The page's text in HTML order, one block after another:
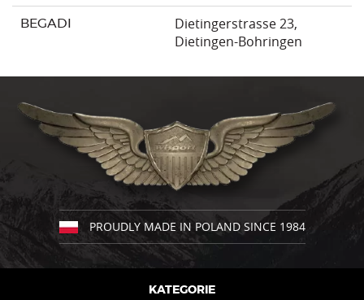
BEGADI
Dietingerstrasse 23,
Dietingen-Bohringen
BREIDENBACH
Bismarckstr. 30, Haiger
tel. +49 02773 8349488
www.breidenbach-forst.de
Bushcraftcamp
Angerstraße 107, OT
Krottorf, Gröningen
PROUDLY MADE IN POLAND SINCE 1984
KATEGORIE